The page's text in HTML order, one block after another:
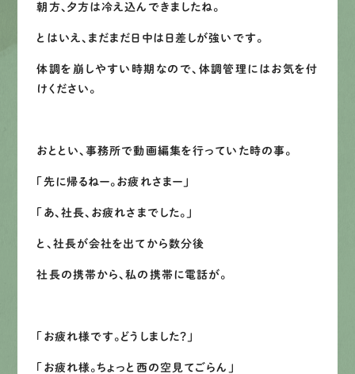
先輩インタビュー
有資格者が、無料建物診断いたします!!
0120-44-2605
定休日 日曜・祝日
朝方、夕方は冷え込んできましたね。
とはいえ、まだまだ日中は日差しが強いです。
体調を崩しやすい時期なので、体調管理にはお気を付
けください。
おととい、事務所で動画編集を行っていた時の事。
「先に帰るねー。お疲れさまー」
「あ、社長、お疲れさまでした。」
と、社長が会社を出てから数分後
社長の携帯から、私の携帯に電話が。
「お疲れ様です。どうしました？」
「お疲れ様。ちょっと西の空見てごらん」